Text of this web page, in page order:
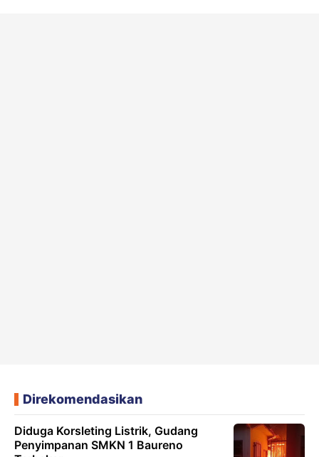
Direkomendasikan
Diduga Korsleting Listrik, Gudang
Penyimpanan SMKN 1 Baureno